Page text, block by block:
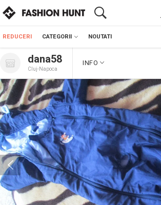
REDUCERI CATEGORII NOUTATI
dana58
Cluj-Napoca
INFO